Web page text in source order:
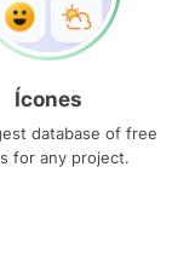
Ícones
database of free
for any project.